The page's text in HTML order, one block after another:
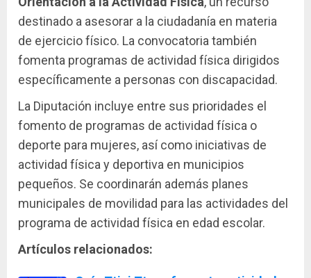
destinado a asesorar a la ciudadanía en materia
de ejercicio físico. La convocatoria también
fomenta programas de actividad física dirigidos
específicamente a personas con discapacidad.
La Diputación incluye entre sus prioridades el
fomento de programas de actividad física o
deporte para mujeres, así como iniciativas de
actividad física y deportiva en municipios
pequeños. Se coordinarán además planes
municipales de movilidad para las actividades del
programa de actividad física en edad escolar.
Artículos relacionados: